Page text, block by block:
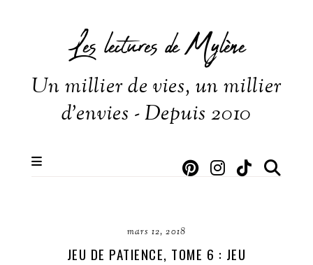
Les lectures de Mylène
Un millier de vies, un millier
d'envies - Depuis 2010
mars 12, 2018
JEU DE PATIENCE, TOME 6 : JEU